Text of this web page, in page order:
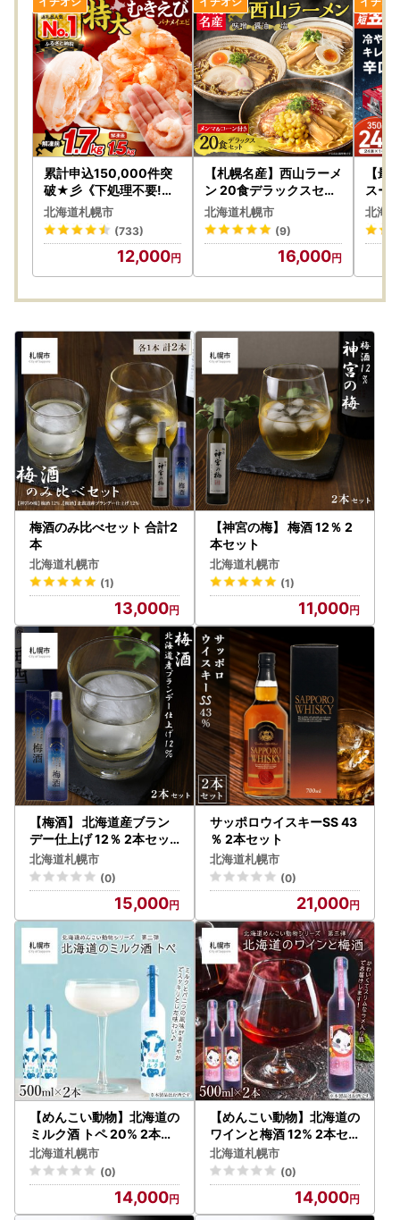
累計申込150,000件突
破★彡《下処理不要!》
特大 むきえび 背ワタな
し 5Lサイズ 1.7kg (解凍
前)
北海道札幌市
(733)
12,000
【札幌名産】西山ラーメ
ン 20食デラックスセッ
ト トッピング付き 人気
ラーメン
北海道札幌市
(9)
16,000
【最
スー
l＞24
工場
北海
梅酒のみ比べセット 合計2
本
北海道札幌市
(1)
13,000
【神宮の梅】 梅酒 12％ 2
本セット
北海道札幌市
(1)
11,000
【梅酒】 北海道産ブラン
デー仕上げ 12％ 2本セッ
ト
北海道札幌市
(0)
15,000
サッポロウイスキーSS 43
％ 2本セット
北海道札幌市
(0)
21,000
【めんこい動物】北海道の
ミルク酒 トペ 20% 2本セ
ット
北海道札幌市
(0)
14,000
【めんこい動物】北海道の
ワインと梅酒 12% 2本セ
ット
北海道札幌市
(0)
14,000